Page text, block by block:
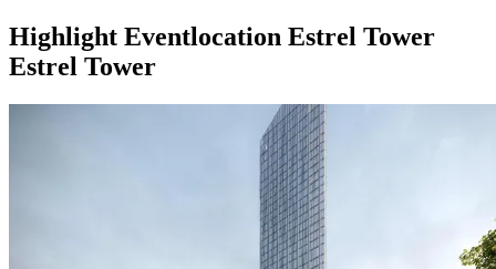
Highlight Eventlocation Estrel Tower
Estrel Tower